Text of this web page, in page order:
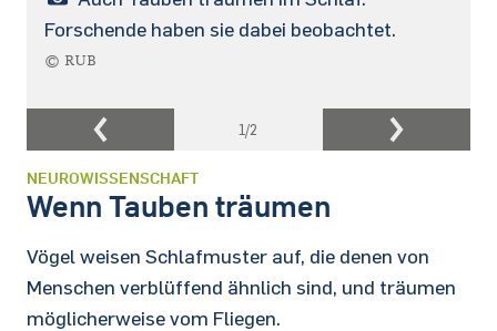
Forschende haben sie dabei beobachtet.
© RUB
1/2
NEUROWISSENSCHAFT
Wenn Tauben träumen
Vögel weisen Schlafmuster auf, die denen von
Menschen verblüffend ähnlich sind, und träumen
möglicherweise vom Fliegen.